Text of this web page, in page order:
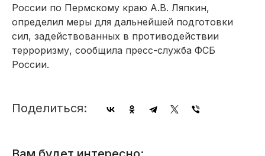
России по Пермскому краю А.В. Ляпкин,
определил меры для дальнейшей подготовки
сил, задействованных в противодействии
терроризму, сообщила пресс-служба ФСБ
России.
Поделиться: